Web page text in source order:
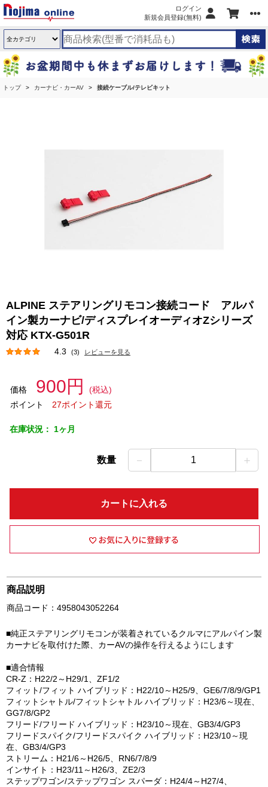
ログイン
新規会員登録(無料)
トップ カーナビ・カーAV 接続ケーブル/テレビキット
ALPINE ステアリングリモコン接続コード アルパ
イン製カーナビ/ディスプレイオーディオZシリーズ
対応 KTX-G501R
4.3 (3) レビューを見る
価格 900円
(税込)
ポイント
27ポイント還元
在庫状況： 1ヶ月
数量 － 1 ＋
カートに入れる
商品説明
商品コード：4958043052264
■純正ステアリングリモコンが装着されているクルマにアルパイン製
カーナビを取付けた際、カーAVの操作を行えるようにします
■適合情報
CR-Z：H22/2～H29/1、ZF1/2
フィット/フィット ハイブリッド：H22/10～H25/9、GE6/7/8/9/GP1
フィットシャトル/フィットシャトル ハイブリッド：H23/6～現在、
GG7/8/GP2
フリード/フリード ハイブリッド：H23/10～現在、GB3/4/GP3
フリードスパイク/フリードスパイク ハイブリッド：H23/10～現
在、GB3/4/GP3
ストリーム：H21/6～H26/5、RN6/7/8/9
インサイト：H23/11～H26/3、ZE2/3
ステップワゴン/ステップワゴン スパーダ：H24/4～H27/4、